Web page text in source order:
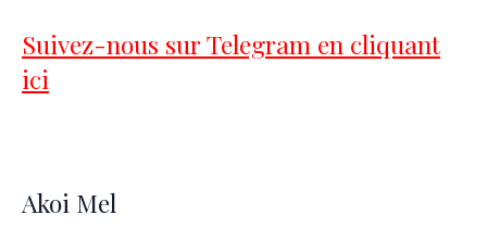
Suivez-nous sur Telegram en cliquant
ici
Akoi Mel